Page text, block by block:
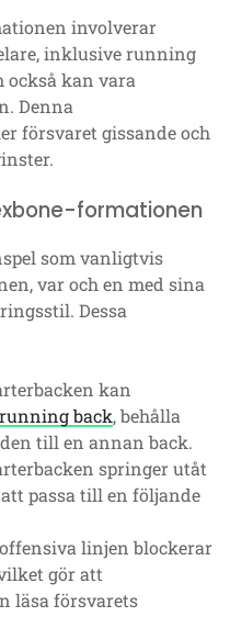
involverar
inklusive running
också kan vara
Denna
försvaret gissande och
formationen
som vanligtvis
var och en med sina
Dessa
kan
running back, behålla
till en annan back.
springer utåt
passa till en följande
linjen blockerar
gör att
läsa försvarets